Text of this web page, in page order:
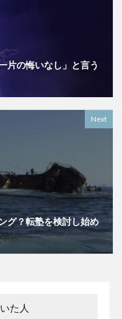
片の悔いなし」と言う
Next
グ？転塾を検討し始め
た人